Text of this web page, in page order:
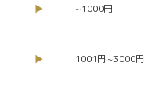
~1000円
1001円~3000円